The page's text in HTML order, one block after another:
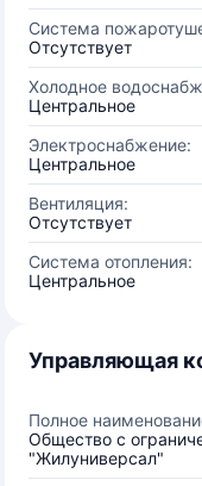
Система
Отсутствует
Холодное
Центральное
Электроснабжение:
Центральное
Вентиляция:
Отсутствует
Система отопления:
Центральное
Управляющая
Полное
Общество с
"Жилуниверсал"